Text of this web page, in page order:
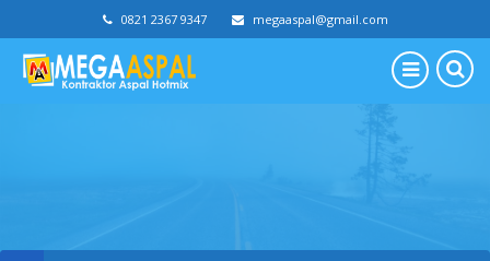
0821 2367 9347 megaaspal@gmail.com